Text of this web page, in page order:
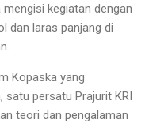
mengisi kegiatan dengan
dan laras panjang di
Kopaska yang
satu persatu Prajurit KRI
teori dan pengalaman